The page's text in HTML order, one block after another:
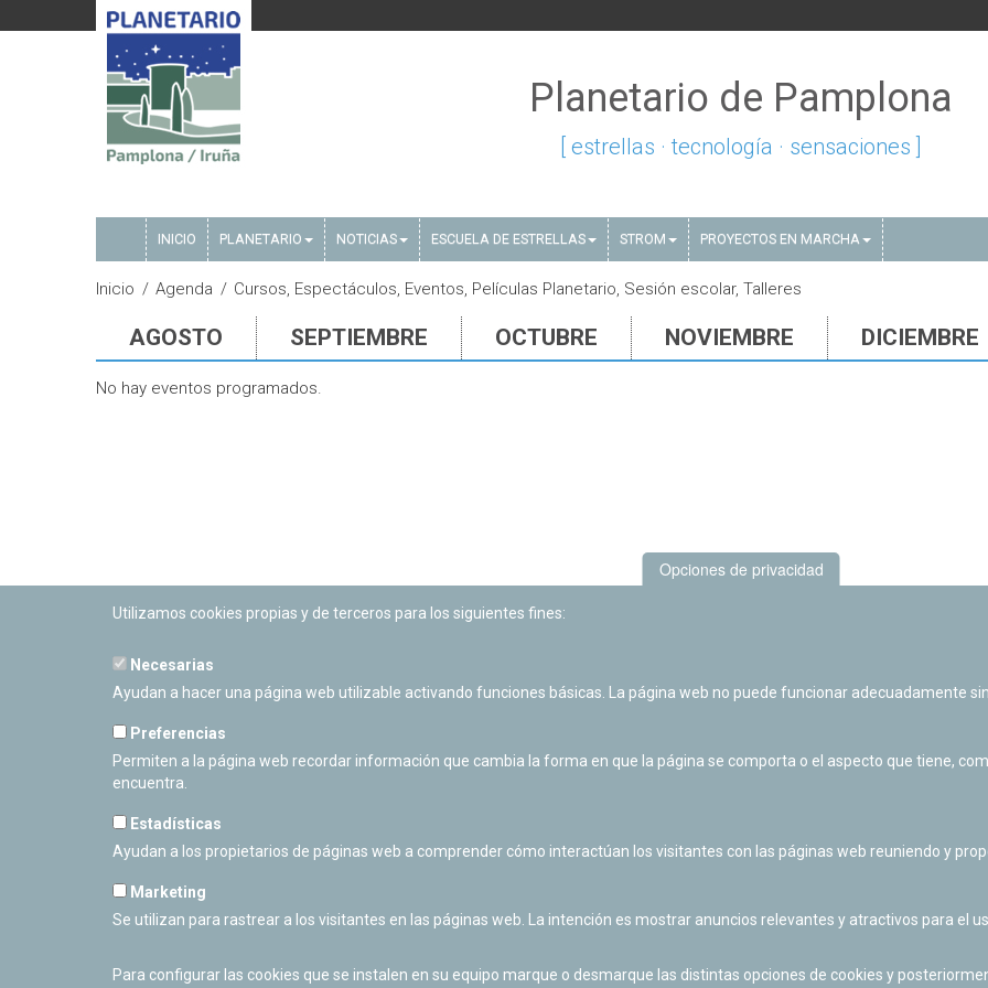
Planetario de Pamplona
[ estrellas · tecnología · sensaciones ]
INICIO PLANETARIO NOTICIAS ESCUELA DE ESTRELLAS STROM PROYECTOS EN MARCHA
Inicio Agenda Cursos, Espectáculos, Eventos, Películas Planetario, Sesión escolar, Talleres
AGOSTO SEPTIEMBRE OCTUBRE NOVIEMBRE DICIEMBRE
No hay eventos programados.
PLANETARIO DE PAMPLONA
Calle Sancho RamÃ­rez, s/n
Cerrado Temporalmente
Opciones de privacidad
Utilizamos cookies propias y de terceros para los siguientes fines:
Necesarias
Ayudan a hacer una página web utilizable activando funciones básicas. La página web no puede funcionar adecuadamente
Preferencias
Permiten a la página web recordar información que cambia la forma en que la página se comporta o el aspecto que tiene,
encuentra.
Estadísticas
Ayudan a los propietarios de páginas web a comprender cómo interactúan los visitantes con las páginas web reuniendo y
Marketing
Se utilizan para rastrear a los visitantes en las páginas web. La intención es mostrar anuncios relevantes y atractivos para el
Para configurar las cookies que se instalen en su equipo marque o desmarque las distintas opciones de cookies y